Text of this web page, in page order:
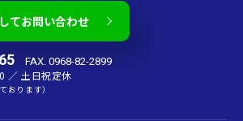
てお問い合わせ
FAX. 0968-82-2899
／ 土日祝定休
おります）